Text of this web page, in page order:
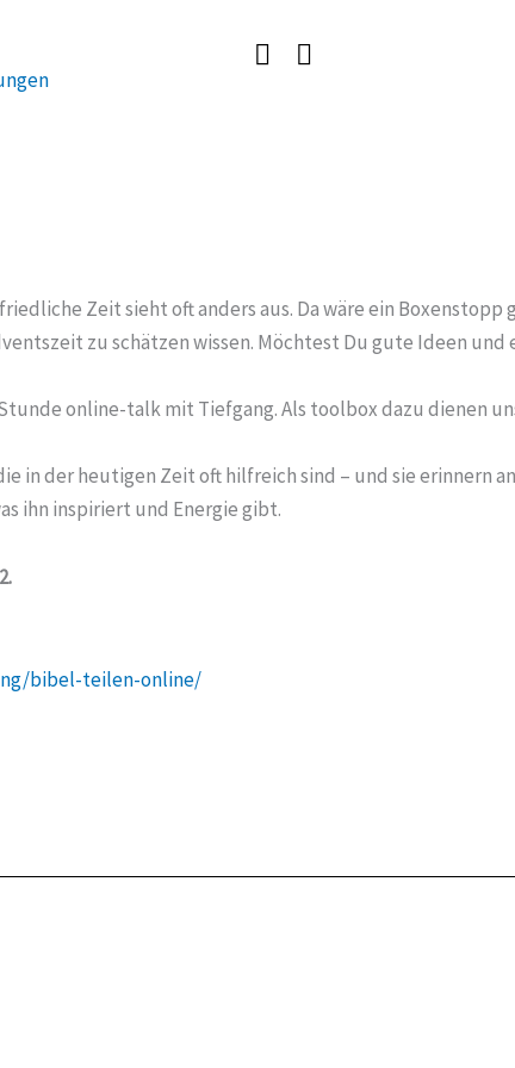
Zeit sieht oft anders aus. Da wäre ein Boxenstopp
zu schätzen wissen. Möchtest Du gute Ideen und
online-talk mit Tiefgang. Als toolbox dazu dienen
in der heutigen Zeit oft hilfreich sind – und sie erinnern
ihn inspiriert und Energie gibt.
bibel-teilen-online/